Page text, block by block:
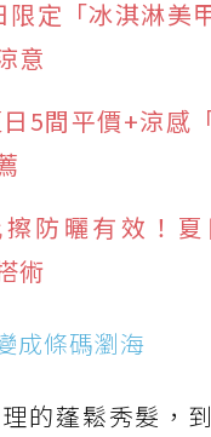
限定「冰淇淋美
意
5間平價+涼感
防曬有效！
術
成條碼瀏海
的蓬鬆秀髮，